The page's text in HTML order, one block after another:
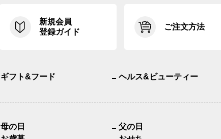
新規会員
登録ガイド
ご注文方法
ギフト&フード ヘルス&ビューティー
母の日 父の日